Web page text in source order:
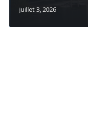
juillet 3, 2026